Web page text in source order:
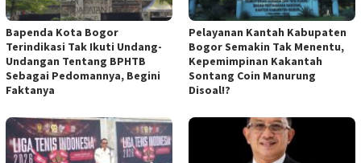
Bapenda Kota Bogor
Terindikasi Tak Ikuti Undang-
Undangan Tentang BPHTB
Sebagai Pedomannya, Begini
Faktanya
Pelayanan Kantah Kabupaten
Bogor Semakin Tak Menentu,
Kepemimpinan Kakantah
Sontang Coin Manurung
Disoal!?